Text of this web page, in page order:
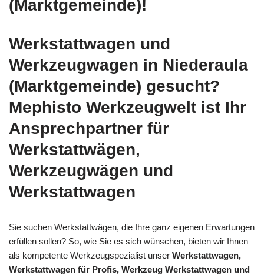
(Marktgemeinde)!
Werkstattwagen und
Werkzeugwagen in Niederaula
(Marktgemeinde) gesucht?
Mephisto Werkzeugwelt ist Ihr
Ansprechpartner für
Werkstattwägen,
Werkzeugwägen und
Werkstattwagen
Sie suchen Werkstattwägen, die Ihre ganz eigenen Erwartungen
erfüllen sollen? So, wie Sie es sich wünschen, bieten wir Ihnen
als kompetente Werkzeugspezialist unser Werkstattwagen,
Werkstattwagen für Profis, Werkzeug Werkstattwagen und